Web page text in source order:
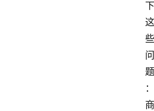
下
这
些
问
题
：
商